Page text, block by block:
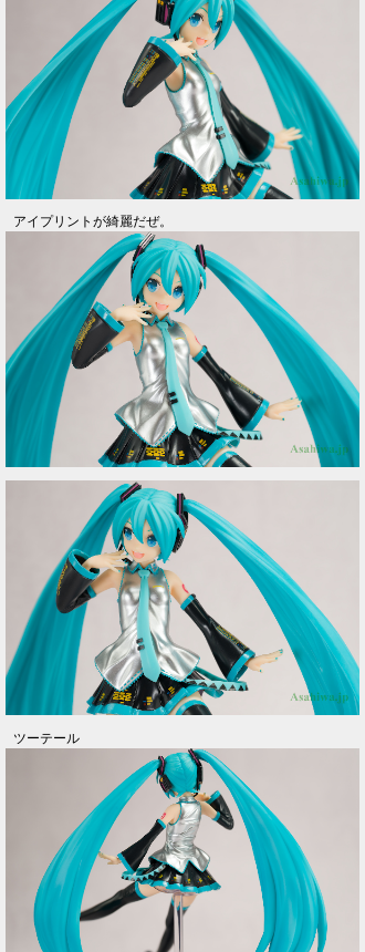
アイプリントが綺麗だぜ。
ツーテール